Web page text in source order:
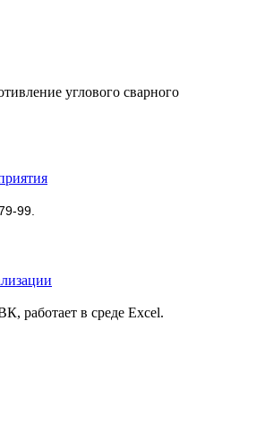
углового сварного
99.
работает в среде Excel.